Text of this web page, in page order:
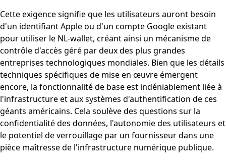
Cette exigence signifie que les utilisateurs auront besoin
d'un identifiant Apple ou d'un compte Google existant
pour utiliser le NL-wallet, créant ainsi un mécanisme de
contrôle d'accès géré par deux des plus grandes
entreprises technologiques mondiales. Bien que les détails
techniques spécifiques de mise en œuvre émergent
encore, la fonctionnalité de base est indéniablement liée à
l'infrastructure et aux systèmes d'authentification de ces
géants américains. Cela soulève des questions sur la
confidentialité des données, l'autonomie des utilisateurs et
le potentiel de verrouillage par un fournisseur dans une
pièce maîtresse de l'infrastructure numérique publique.